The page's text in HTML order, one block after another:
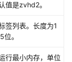
值是zvhd2。
签列表。长度为1
。
行最小内存，单位